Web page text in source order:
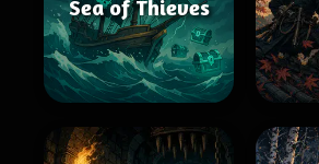
Sea of Thieves